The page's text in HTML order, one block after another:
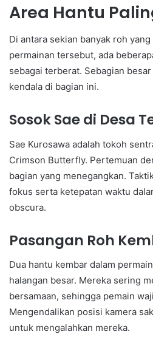
Area Hantu
Di antara sekian banyak roh
permainan tersebut, ada
sebagai terberat. Sebagian
kendala di bagian ini.
Sosok Sae di Desa
Sae Kurosawa adalah tokoh
Crimson Butterfly. Pertemuan
bagian yang menegangkan.
fokus serta ketepatan waktu
obscura.
Pasangan Roh
Dua hantu kembar dalam
halangan besar. Mereka sering
bersamaan, sehingga pemain
Mengendalikan posisi kamera
untuk mengalahkan mereka.